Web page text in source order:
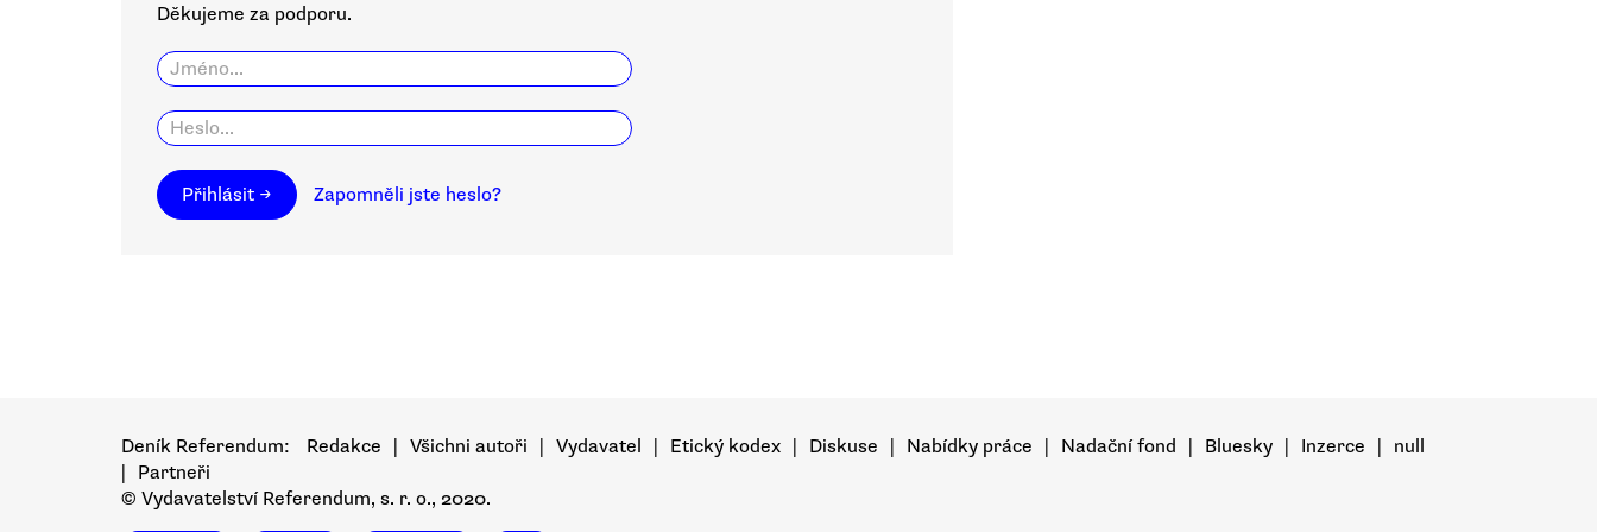
Děkujeme za podporu.
Přihlásit → Zapomněli jste heslo?
Deník Referendum: Redakce Všichni autoři Vydavatel Etický kodex Diskuse Nabídky práce Nadační fond Bluesky Inzerce
null
Partneři
© Vydavatelství Referendum, s. r. o., 2020.